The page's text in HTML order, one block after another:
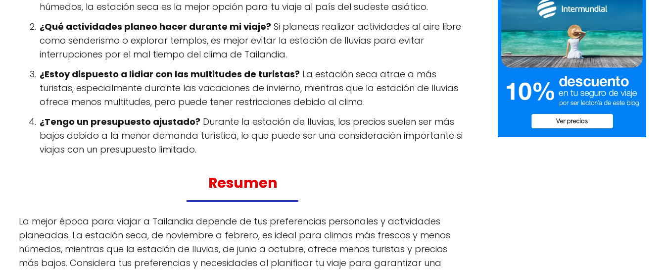
húmedos, la estación seca es la mejor opción para tu viaje al país del sudeste asiático.
¿Qué actividades planeo hacer durante mi viaje? Si planeas realizar actividades al aire libre
como senderismo o explorar templos, es mejor evitar la estación de lluvias para evitar
interrupciones por el mal tiempo del clima de Tailandia.
¿Estoy dispuesto a lidiar con las multitudes de turistas? La estación seca atrae a más
turistas, especialmente durante las vacaciones de invierno, mientras que la estación de lluvias
ofrece menos multitudes, pero puede tener restricciones debido al clima.
¿Tengo un presupuesto ajustado? Durante la estación de lluvias, los precios suelen ser más
bajos debido a la menor demanda turística, lo que puede ser una consideración importante si
viajas con un presupuesto limitado.
Resumen
La mejor época para viajar a Tailandia depende de tus preferencias personales y actividades
planeadas. La estación seca, de noviembre a febrero, es ideal para climas más frescos y menos
húmedos, mientras que la estación de lluvias, de junio a octubre, ofrece menos turistas y precios
más bajos. Considera tus preferencias y necesidades al planificar tu viaje para garantizar una